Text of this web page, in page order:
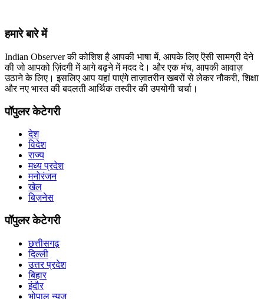
हमारे बारे में
Indian Observer की कोशिश है आपकी भाषा में, आपके लिए ऎसी सामग्री देने
की जो आपको ज़िंदगी में आगे बढ़ने में मदद दे। और एक मंच, आपकी आवाज़
उठाने के लिए। इसलिए आप यहां पाएंगे ताज़ातरीन खबरों से लेकर नौकरी, शिक्षा
और नए भारत की बदलती आर्थिक तस्वीर की उपयोगी चर्चा।
पॉपुलर केटेगरी
देश
विदेश
राज्य
मध्य प्रदेश
मनोरंजन
खेल
बिज़नेस
पॉपुलर केटेगरी
छत्तीसगढ़
दिल्ली
उत्तर प्रदेश
बिहार
इंदौर
भोपाल न्यूज़